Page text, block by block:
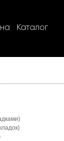
Каталог